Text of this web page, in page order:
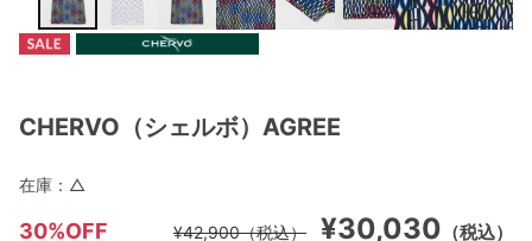
CHERVO（シェルボ）AGREE
30%OFF ¥30,030 （税込）
¥42,900（税込）
在庫： △